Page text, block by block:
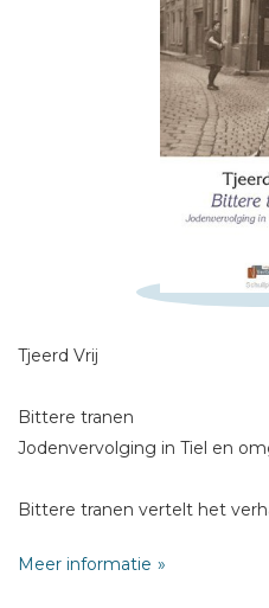
Tjeerd Vrij
Bittere tranen
Jodenvervolging in Tiel en
Bittere tranen vertelt het
en Wadenoijen. Op basis van
Meer informatie
Schrijf hieronder je review!
Sterren
E-mail *
Bericht *